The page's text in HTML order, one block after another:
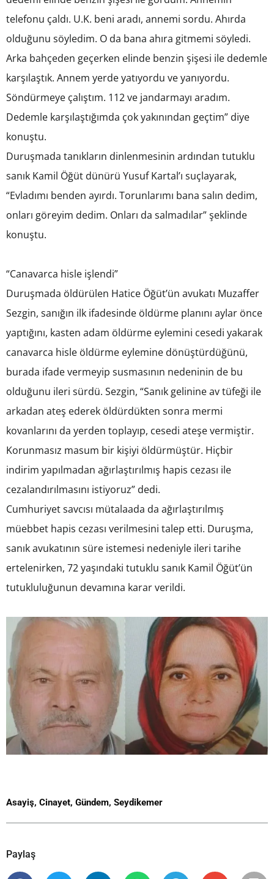
telefonu çaldı. U.K. beni aradı, annemi sordu. Ahırda
olduğunu söyledim. O da bana ahıra gitmemi söyledi.
Arka bahçeden geçerken elinde benzin şişesi ile dedemle
karşılaştık. Annem yerde yatıyordu ve yanıyordu.
Söndürmeye çalıştım. 112 ve jandarmayı aradım.
Dedemle karşılaştığımda çok yakınından geçtim” diye
konuştu.
Duruşmada tanıkların dinlenmesinin ardından tutuklu
sanık Kamil Öğüt dünürü Yusuf Kartal’ı suçlayarak,
“Evladımı benden ayırdı. Torunlarımı bana salın dedim,
onları göreyim dedim. Onları da salmadılar” şeklinde
konuştu.
“Canavarca hisle işlendi”
Duruşmada öldürülen Hatice Öğüt’ün avukatı Muzaffer
Sezgin, sanığın ilk ifadesinde öldürme planını aylar önce
yaptığını, kasten adam öldürme eylemini cesedi yakarak
canavarca hisle öldürme eylemine dönüştürdüğünü,
burada ifade vermeyip susmasının nedeninin de bu
olduğunu ileri sürdü. Sezgin, “Sanık gelinine av tüfeği ile
arkadan ateş ederek öldürdükten sonra mermi
kovanlarını da yerden toplayıp, cesedi ateşe vermiştir.
Korunmasız masum bir kişiyi öldürmüştür. Hiçbir
indirim yapılmadan ağırlaştırılmış hapis cezası ile
cezalandırılmasını istiyoruz” dedi.
Cumhuriyet savcısı mütalaada da ağırlaştırılmış
müebbet hapis cezası verilmesini talep etti. Duruşma,
sanık avukatının süre istemesi nedeniyle ileri tarihe
ertelenirken, 72 yaşındaki tutuklu sanık Kamil Öğüt’ün
tutukluluğunun devamına karar verildi.
Asayiş, Cinayet, Gündem, Seydikemer
Paylaş